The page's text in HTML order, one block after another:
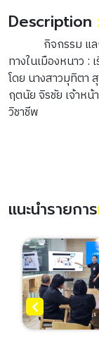
Description
กิจกรรม แ
ทางในเมืองหนาว :
โดย นางสาวมุทิตา
ฤตนัย จิรชัย เจ้าหน้
วิชาชีพ
แนะนำรายการ